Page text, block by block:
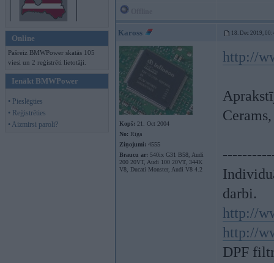
Online
Pašreiz BMWPower skatās 105
viesi un 2 reģistrēti lietotāji.
Ienākt BMWPower
• Pieslēgties
• Reģistrēties
• Aizmirsi paroli?
Kaross 18. Dec 2019,
Kopš: 21. Oct 2004
No: Rīga
Ziņojumi: 4555
Braucu ar: 540ix G31 B58, Audi
200 20VT, Audi 100 20VT, 344K
V8, Ducati Monster, Audi V8 4.2
http://
darbi.
http://
http://
DPF